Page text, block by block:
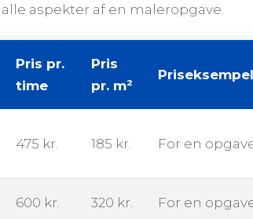
aspekter af en maleropgave.
Pris pr.
time
Pris
pr. m²
Priseksempel
475 kr. 185 kr. For en
600 kr. 320 kr. For en